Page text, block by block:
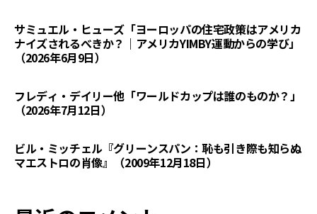
サミュエル・ヒューズ「ヨーロッパの住宅政策はアメリカ
ナイズされるべきか？｜アメリカYIMBY運動からの学び」
（2026年6月9日）
フレディ・デイリー他「ワールドカップは誰のものか？」
（2026年7月12日）
ビル・ミッチェル『グリーンスパン：恥も引き際も知らぬ
マエストロの肖像』（2009年12月18日）